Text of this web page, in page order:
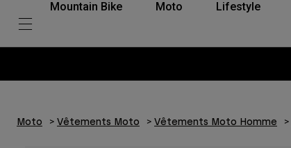
Mountain Bike Moto Lifestyle
Moto Vêtements Moto Vêtements Moto Homme